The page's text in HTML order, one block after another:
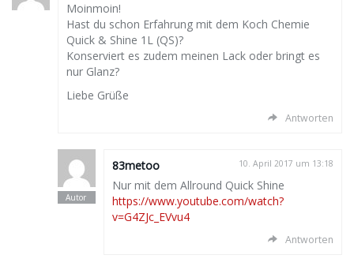
Moinmoin!
Hast du schon Erfahrung mit dem Koch Chemie
Quick & Shine 1L (QS)?
Konserviert es zudem meinen Lack oder bringt es
nur Glanz?
Liebe Grüße
Antworten
83metoo 10. April 2017 um 13:18
Nur mit dem Allround Quick Shine
https://www.youtube.com/watch?
v=G4ZJc_EVvu4
Antworten